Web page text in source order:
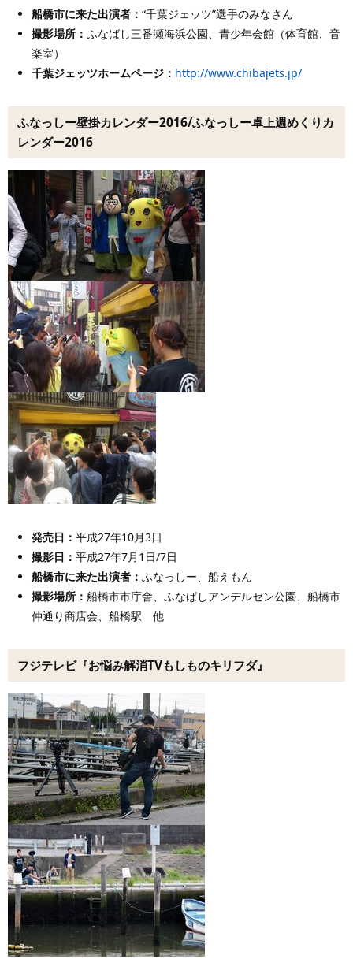
船橋市に来た出演者 ： “千葉ジェッツ”選手のみなさん
撮影場所： ふなばし三番瀬海浜公園、青少年会館（体育館、音
楽室）
千葉ジェッツホームページ： http://www.chibajets.jp/
ふなっしー壁掛カレンダー2016/ふなっしー卓上週めくりカ
レンダー2016
発売日： 平成27年10月3日
撮影日： 平成27年7月1日/7日
船橋市に来た出演者 ： ふなっしー、船えもん
撮影場所： 船橋市市庁舎、ふなばしアンデルセン公園、船橋市
仲通り商店会、船橋駅 他
フジテレビ『お悩み解消TVもしものキリフダ』